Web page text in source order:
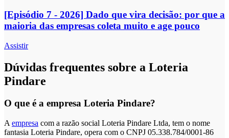
[Episódio 7 - 2026] Dado que vira decisão: por que a
maioria das empresas coleta muito e age pouco
Assistir
Dúvidas frequentes sobre a Loteria
Pindare
O que é a empresa Loteria Pindare?
A empresa com a razão social Loteria Pindare Ltda, tem o nome
fantasia Loteria Pindare, opera com o CNPJ 05.338.784/0001-86